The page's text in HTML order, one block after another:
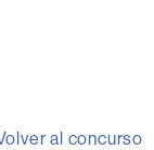
al concurso